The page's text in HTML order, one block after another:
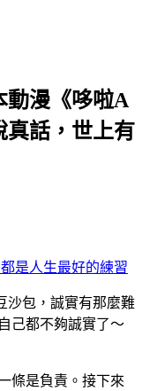
動漫《哆啦A
真話，世上有
是人生最好的練習
沙包，誠實有那麼難
己都不夠誠實了～
條是負責。接下來